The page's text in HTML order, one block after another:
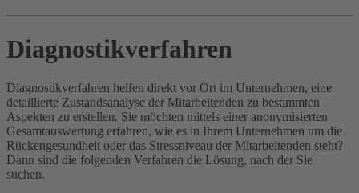
Diagnostikverfahren
Diagnostikverfahren helfen direkt vor Ort im Unternehmen, eine
detaillierte Zustandsanalyse der Mitarbeitenden zu bestimmten
Aspekten zu erstellen. Sie möchten mittels einer anonymisierten
Gesamtauswertung erfahren, wie es in Ihrem Unternehmen um die
Rückengesundheit oder das Stressniveau der Mitarbeitenden steht?
Dann sind die folgenden Verfahren die Lösung, nach der Sie
suchen.